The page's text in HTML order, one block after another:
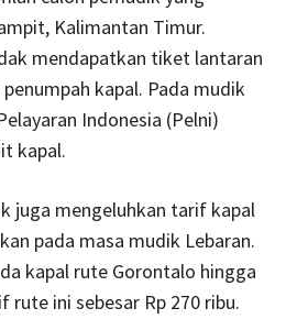
Kalimantan Timur.
mendapatkan tiket lantaran
kapal. Pada mudik
Indonesia (Pelni)
kapal.
juga mengeluhkan tarif kapal
pada masa mudik Lebaran.
kapal rute Gorontalo hingga
rute ini sebesar Rp 270 ribu.